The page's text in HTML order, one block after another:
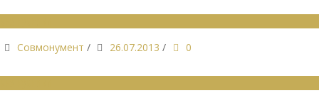
Совмонумент / 26.07.2013 / 0